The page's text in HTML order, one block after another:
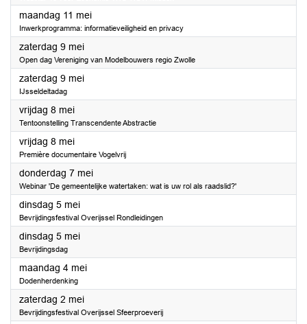
maandag 11 mei2026
Inwerkprogramma: informatieveiligheid en privacy
zaterdag 9 mei2026
Open dag Vereniging van Modelbouwers regio Zwolle
zaterdag 9 mei2026
IJsseldeltadag
vrijdag 8 mei2026
Tentoonstelling Transcendente Abstractie
vrijdag 8 mei2026
Première documentaire Vogelvrij
donderdag 7 mei2026
Webinar 'De gemeentelijke watertaken: wat is uw rol als raadslid?'
dinsdag 5 mei2026
Bevrijdingsfestival Overijssel Rondleidingen
dinsdag 5 mei2026
Bevrijdingsdag
maandag 4 mei2026
Dodenherdenking
zaterdag 2 mei2026
Bevrijdingsfestival Overijssel Sfeerproeverij